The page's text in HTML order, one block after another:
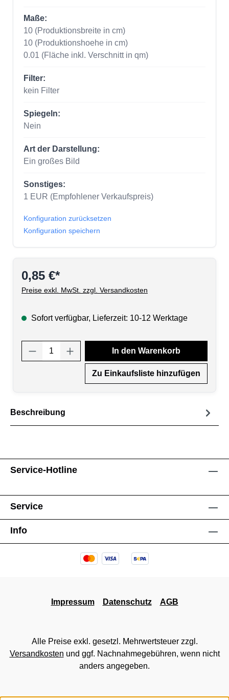
Maße:
10 (Produktionsbreite in cm)
10 (Produktionshoehe in cm)
0.01 (Fläche inkl. Verschnitt in qm)
Filter:
kein Filter
Spiegeln:
Nein
Art der Darstellung:
Ein großes Bild
Sonstiges:
1 EUR (Empfohlener Verkaufspreis)
Konfiguration zurücksetzen
Konfiguration speichern
0,85 €*
Preise exkl. MwSt. zzgl. Versandkosten
Sofort verfügbar, Lieferzeit: 10-12 Werktage
Produkt Anzahl: Gib den gewünschten
In den Warenkorb
Zu Einkaufsliste hinzufügen
Beschreibung
Service-Hotline
Service
Info
Impressum Datenschutz AGB
Alle Preise exkl. gesetzl. Mehrwertsteuer zzgl.
Versandkosten und ggf. Nachnahmegebühren, wenn nicht
anders angegeben.